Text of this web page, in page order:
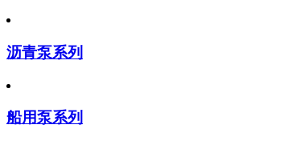
沥青泵系列
船用泵系列